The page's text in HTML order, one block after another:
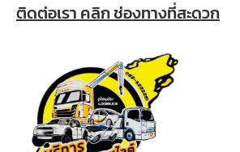
ติดต่อเรา คลิก ช่องทางที่สะดวก